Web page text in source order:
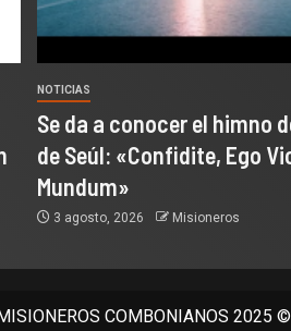
NOTICIAS
Se da a conocer el himno
de Seúl: «Confidite, Ego
Mundum»
3 agosto, 2026 Misioneros
COMBONIANOS 2025